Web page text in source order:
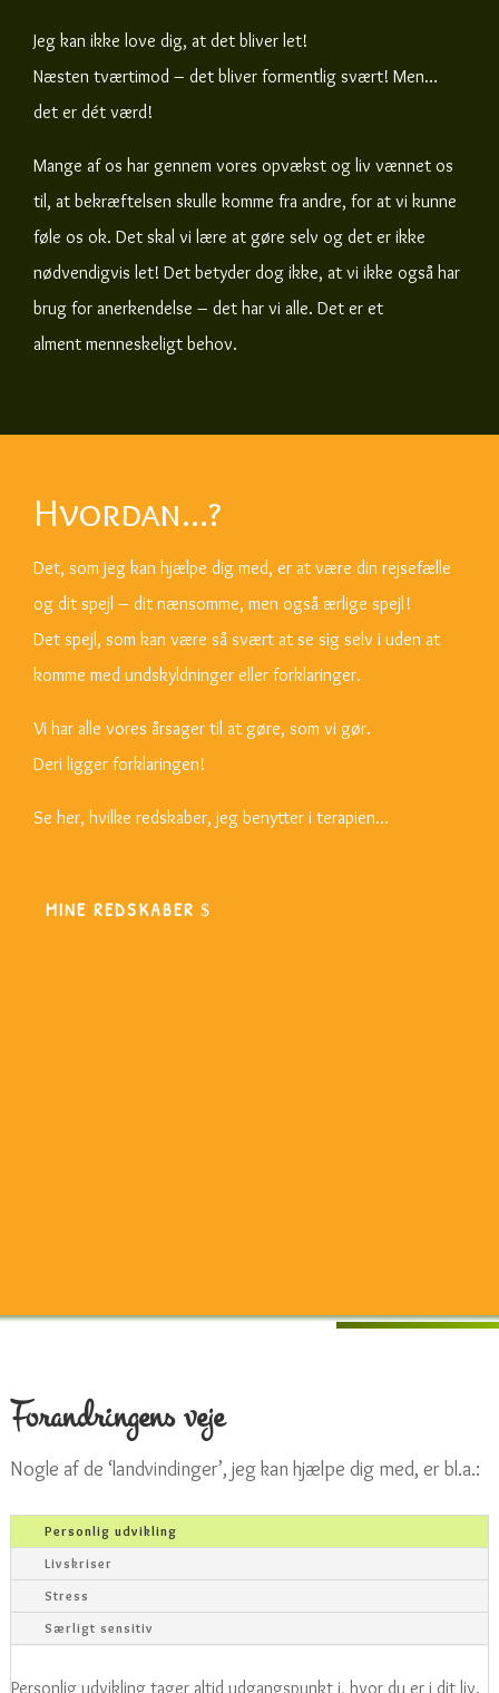
Jeg kan ikke love dig, at det bliver let!
Næsten tværtimod – det bliver formentlig svært! Men…
det er dét værd!
Mange af os har gennem vores opvækst og liv vænnet os
til, at bekræftelsen skulle komme fra andre, for at vi kunne
føle os ok. Det skal vi lære at gøre selv og det er ikke
nødvendigvis let! Det betyder dog ikke, at vi ikke også har
brug for anerkendelse – det har vi alle. Det er et
alment menneskeligt behov.
Hvordan...?
Det, som jeg kan hjælpe dig med, er at være din rejsefælle
og dit spejl – dit nænsomme, men også ærlige spejl!
Det spejl, som kan være så svært at se sig selv i uden at
komme med undskyldninger eller forklaringer.
Vi har alle vores årsager til at gøre, som vi gør.
Deri ligger forklaringen!
Se her, hvilke redskaber, jeg benytter i terapien…
MINE REDSKABER
Forandringens veje
Nogle af de ‘landvindinger’, jeg kan hjælpe dig med, er bl.a.:
Personlig udvikling
Livskriser
Stress
Særligt sensitiv
Personlig udvikling tager altid udgangspunkt i, hvor du er i dit liv.